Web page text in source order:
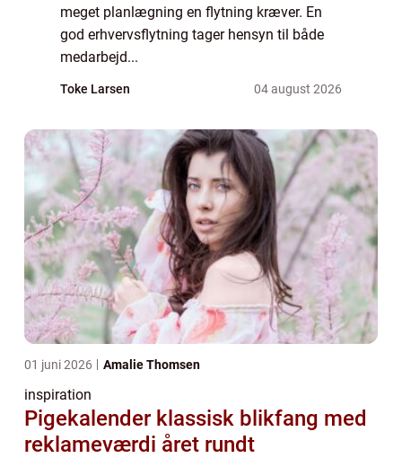
meget planlægning en flytning kræver. En
god erhvervsflytning tager hensyn til både
medarbejd...
Toke Larsen 04 august 2026
01 juni 2026 Amalie Thomsen
inspiration
Pigekalender klassisk blikfang med
reklameværdi året rundt